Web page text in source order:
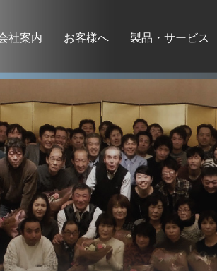
社案内 お客様へ 製品・サービス